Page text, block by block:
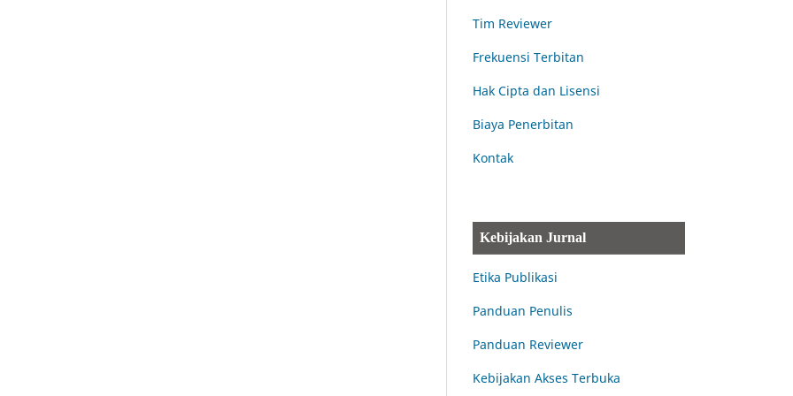
Tim Reviewer
Frekuensi Terbitan
Hak Cipta dan Lisensi
Biaya Penerbitan
Kontak
Kebijakan Jurnal
Etika Publikasi
Panduan Penulis
Panduan Reviewer
Kebijakan Akses Terbuka